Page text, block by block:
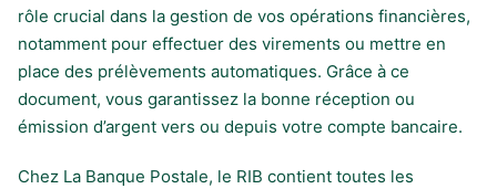
rôle crucial dans la gestion de vos opérations financières,
notamment pour effectuer des virements ou mettre en
place des prélèvements automatiques. Grâce à ce
document, vous garantissez la bonne réception ou
émission d’argent vers ou depuis votre compte bancaire.
Chez La Banque Postale, le RIB contient toutes les